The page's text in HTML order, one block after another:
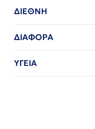
ΔΙΕΘΝΗ
ΔΙΑΦΟΡΑ
ΥΓΕΙΑ